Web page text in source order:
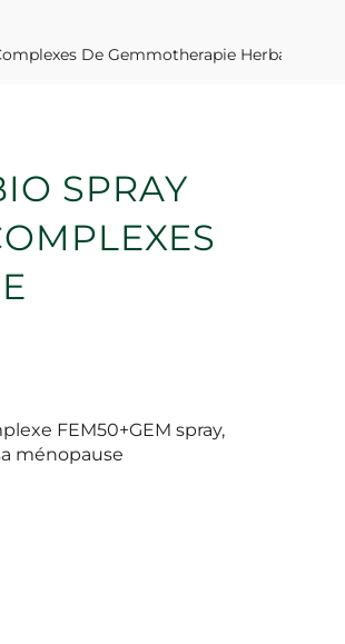
De Gemmotherapie Herbalgem
SPRAY
FEM50+GEM spray,
ménopause